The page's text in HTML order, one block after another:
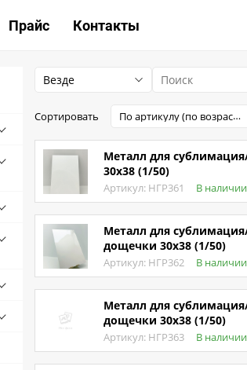
КАТАЛОГ
Прайс Контакты
Везде
Сортировать По артикулу (по возрастанию)
Металл для
30х38 (1/50)
Артикул: НГР361 В наличии
Металл для
дощечки 30х38 (1/50)
Артикул: НГР362 В наличии
Металл для
дощечки 30х38 (1/50)
Артикул: НГР363 В наличии